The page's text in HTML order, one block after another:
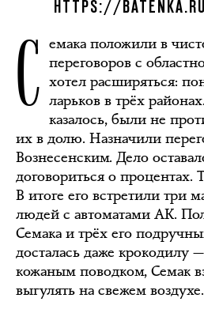
HTTPS://
С емака положили в
переговоров с
хотел расширяться:
ларьков в трёх
казалось, были не
их в долю. Назначили
Вознесенским. Дело
договориться о процентах.
В итоге его встретили три
людей с автоматами АК.
Семака и трёх его
досталась даже крокодилу
кожаным поводком, Семак
выгулять на свежем воздухе.